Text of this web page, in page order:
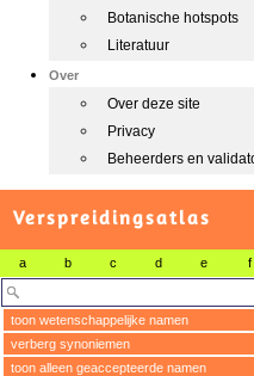
Botanische hotspots
Literatuur
Over
Over deze site
Privacy
Beheerders en
Verspreidingsatlas
a b c d e f
toon wetenschappelijke namen
verberg synoniemen
toon alleen geaccepteerde namen